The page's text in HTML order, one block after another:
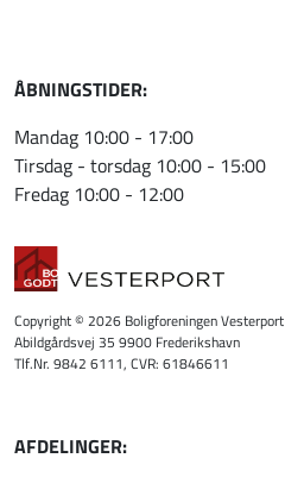
ÅBNINGSTIDER:
Mandag 10:00 - 17:00
Tirsdag - torsdag 10:00 - 15:00
Fredag 10:00 - 12:00
Copyright © 2026 Boligforeningen Vesterport
Abildgårdsvej 35 9900 Frederikshavn
Tlf.Nr. 9842 6111, CVR: 61846611
AFDELINGER: